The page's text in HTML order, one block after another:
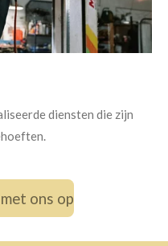
diensten die zijn
ons op